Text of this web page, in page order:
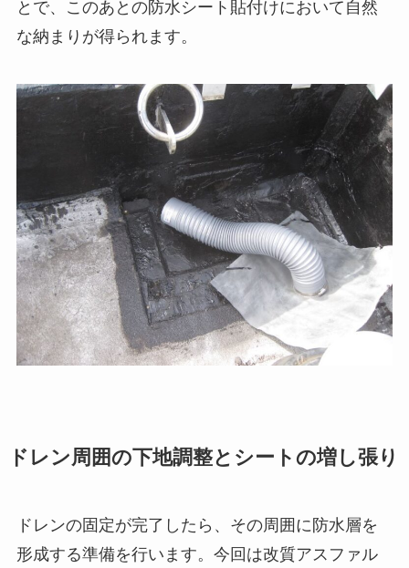
とで、このあとの防水シート貼付けにおいて自然
な納まりが得られます。
ドレン周囲の下地調整とシートの増し張り
ドレンの固定が完了したら、その周囲に防水層を
形成する準備を行います。今回は改質アスファル